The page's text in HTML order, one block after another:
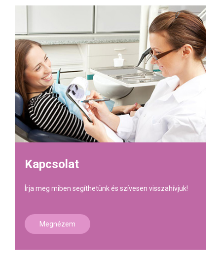
Kapcsolat
Írja meg miben segíthetünk és szívesen visszahívjuk!
Megnézem